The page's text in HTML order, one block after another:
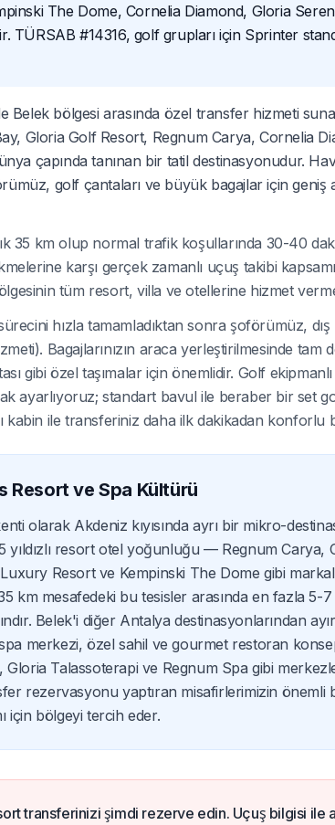
The Dome, Cornelia Diamond, Gloria
#14316, golf grupları için Sprinter
Belek bölgesi arasında özel transfer hizmeti
Gloria Golf Resort, Regnum Carya, Cornelia
çapında tanınan bir tatil destinasyonudur.
golf çantaları ve büyük bagajlar için
35 km olup normal trafik koşullarında 30-40
karşı gerçek zamanlı uçuş takibi
tüm resort, villa ve otellerine hizmet
hızla tamamladıktan sonra şoförümüz, dış
Bagajlarınızın araca yerleştirilmesinde tam
gibi özel taşımalar için önemlidir. Golf
ayarlıyoruz; standart bavul ile beraber bir set
kabin ile transferiniz daha ilk dakikadan konforlu
Resort ve Spa Kültürü
olarak Akdeniz kıyısında ayrı bir mikro-
yıldızlı resort otel yoğunluğu — Regnum Carya,
Resort ve Kempinski The Dome gibi
km mesafedeki bu tesisler arasında en fazla 5-
Belek'i diğer Antalya destinasyonlarından
merkezi, özel sahil ve gourmet restoran
Gloria Talassoterapi ve Regnum Spa gibi
rezervasyonu yaptıran misafirlerimizin
için bölgeyi tercih eder.
transferinizi şimdi rezerve edin. Uçuş bilgisi ile